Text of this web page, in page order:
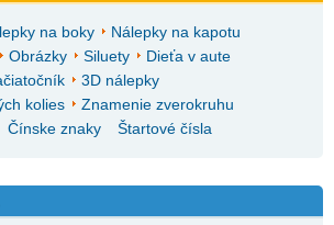
na boky
Nálepky na kapotu
Obrázky Siluety
Dieťa v aute
3D nálepky
kolies
Znamenie zverokruhu
Čínske znaky Štartové čísla